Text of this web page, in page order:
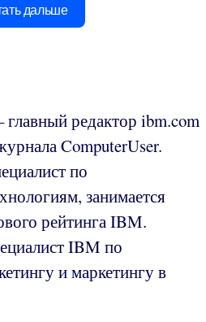
дальше
главный редактор ibm.com
ComputerUser.
по
занимается
рейтинга IBM.
IBM по
и маркетингу в